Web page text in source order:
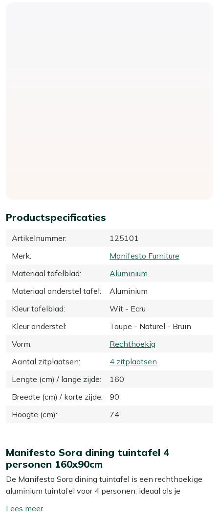
Productspecificaties
Artikelnummer:
125101
Merk:
Manifesto Furniture
Materiaal tafelblad:
Aluminium
Materiaal onderstel tafel:
Aluminium
Kleur tafelblad:
Wit - Ecru
Kleur onderstel:
Taupe - Naturel - Bruin
Vorm:
Rechthoekig
Aantal zitplaatsen:
4 zitplaatsen
Lengte (cm) / lange zijde:
160
Breedte (cm) / korte zijde:
90
Hoogte (cm): 74
Manifesto Sora dining tuintafel 4
personen 160x90cm
De Manifesto Sora dining tuintafel is een rechthoekige
aluminium tuintafel voor 4 personen, ideaal als je
hebben voor borden en schalen. Het tafelblad en
Toon/verberg